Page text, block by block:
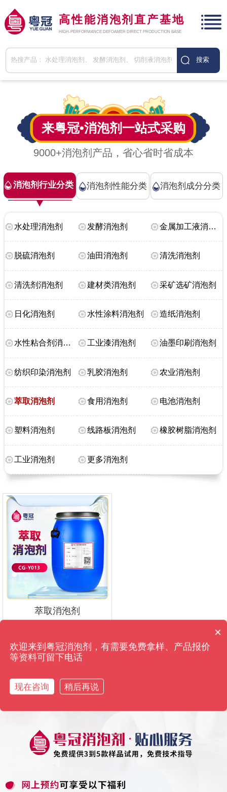
高性能消泡剂直产基地
HIGH-PERFORMANCE DEFOAMER DIRECT PRODUCTION BASE
来粤冠•消泡剂 一站式采购
9000+消泡剂产品，省心省时省成本
消泡剂行业分类
水处理消泡剂 发酵消泡剂 金属加工液消泡剂
脱硫消泡剂 油田消泡剂 清洗消泡剂
清洗剂消泡剂 建材类消泡剂 采矿选矿消泡剂
日化消泡剂 水性涂料消泡剂 造纸消泡剂
水性粘合剂消泡剂 工业漆消泡剂 油墨印刷消泡剂
纺织印染消泡剂 乳胶消泡剂 农业消泡剂
萃取消泡剂 食用消泡剂 电池消泡剂
塑料消泡剂 线路板消泡剂 橡胶树脂消泡剂
工业消泡剂 更多消泡剂
消泡剂性能分类 消泡剂成分分类
萃取消泡剂
消泡剂有哪些种类？
×
欢迎来到粤冠消泡剂，有需要免费拿样、产品报价
等资料可留下电话
现在咨询 稍后再说